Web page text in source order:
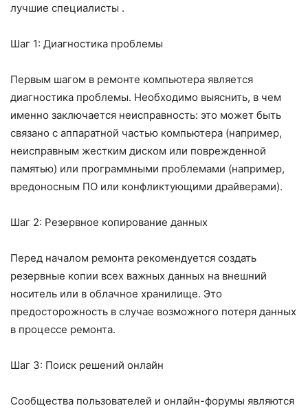
лучшие специалисты .
Шаг 1: Диагностика проблемы
Первым шагом в ремонте компьютера является
диагностика проблемы. Необходимо выяснить, в чем
именно заключается неисправность: это может быть
связано с аппаратной частью компьютера (например,
неисправным жестким диском или поврежденной
памятью) или программными проблемами (например,
вредоносным ПО или конфликтующими драйверами).
Шаг 2: Резервное копирование данных
Перед началом ремонта рекомендуется создать
резервные копии всех важных данных на внешний
носитель или в облачное хранилище. Это
предосторожность в случае возможного потеря данных
в процессе ремонта.
Шаг 3: Поиск решений онлайн
Сообщества пользователей и онлайн-форумы являются